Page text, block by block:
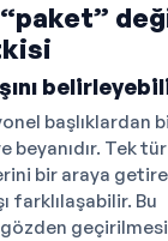
“paket”
başlıklardan
beyanıdır. Tek
bir araya
farklılaşabilir. Bu
geçirilmesi